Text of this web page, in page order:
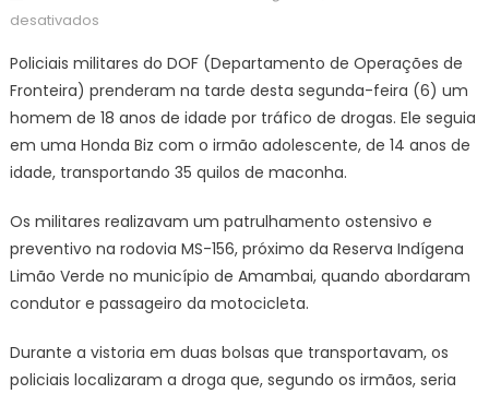
on
desativadosem
que
seguia
com
maconha
para
é
preso
pelo
em
Amambai
Policiais militares do DOF (Departamento de Operações de
Fronteira) prenderam na tarde desta segunda-feira (6) um
homem de 18 anos de idade por tráfico de drogas. Ele seguia
em uma Honda Biz com o irmão adolescente, de 14 anos de
idade, transportando 35 quilos de maconha.
Os militares realizavam um patrulhamento ostensivo e
preventivo na rodovia MS-156, próximo da Reserva Indígena
Limão Verde no município de Amambai, quando abordaram
condutor e passageiro da motocicleta.
Durante a vistoria em duas bolsas que transportavam, os
policiais localizaram a droga que, segundo os irmãos, seria